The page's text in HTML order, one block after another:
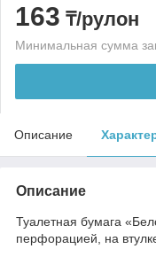
163 ₸/рулон
Минимальная сумма
Описание
Описание
Туалетная бумага
перфорацией, на